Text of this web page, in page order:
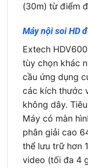
(30m) từ điểm
Máy nội soi HD
Extech
tùy chọn khác
cầu ứng dụng
các kích thước
không dây.
Máy có màn
phân giải cao
thể lưu trữ hơn
video (tối đa 4